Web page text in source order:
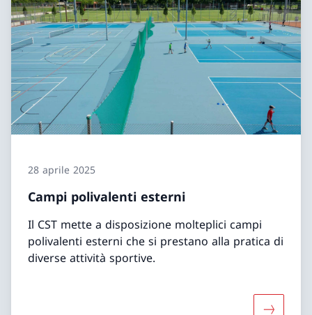
28 aprile 2025
Campi polivalenti esterni
Il CST mette a disposizione molteplici campi
polivalenti esterni che si prestano alla pratica di
diverse attività sportive.